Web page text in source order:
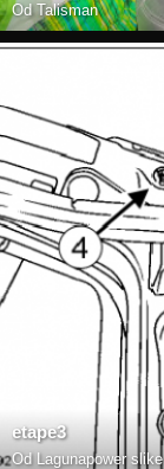
OdTalisman
etape3
Od Lagunapower slike